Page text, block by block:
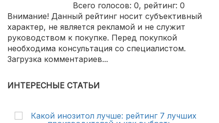
Всего голосов: 0, рейтинг: 0
Внимание! Данный рейтинг носит субъективный
характер, не является рекламой и не служит
руководством к покупке. Перед покупкой
необходима консультация со специалистом.
Загрузка комментариев...
ИНТЕРЕСНЫЕ СТАТЬИ